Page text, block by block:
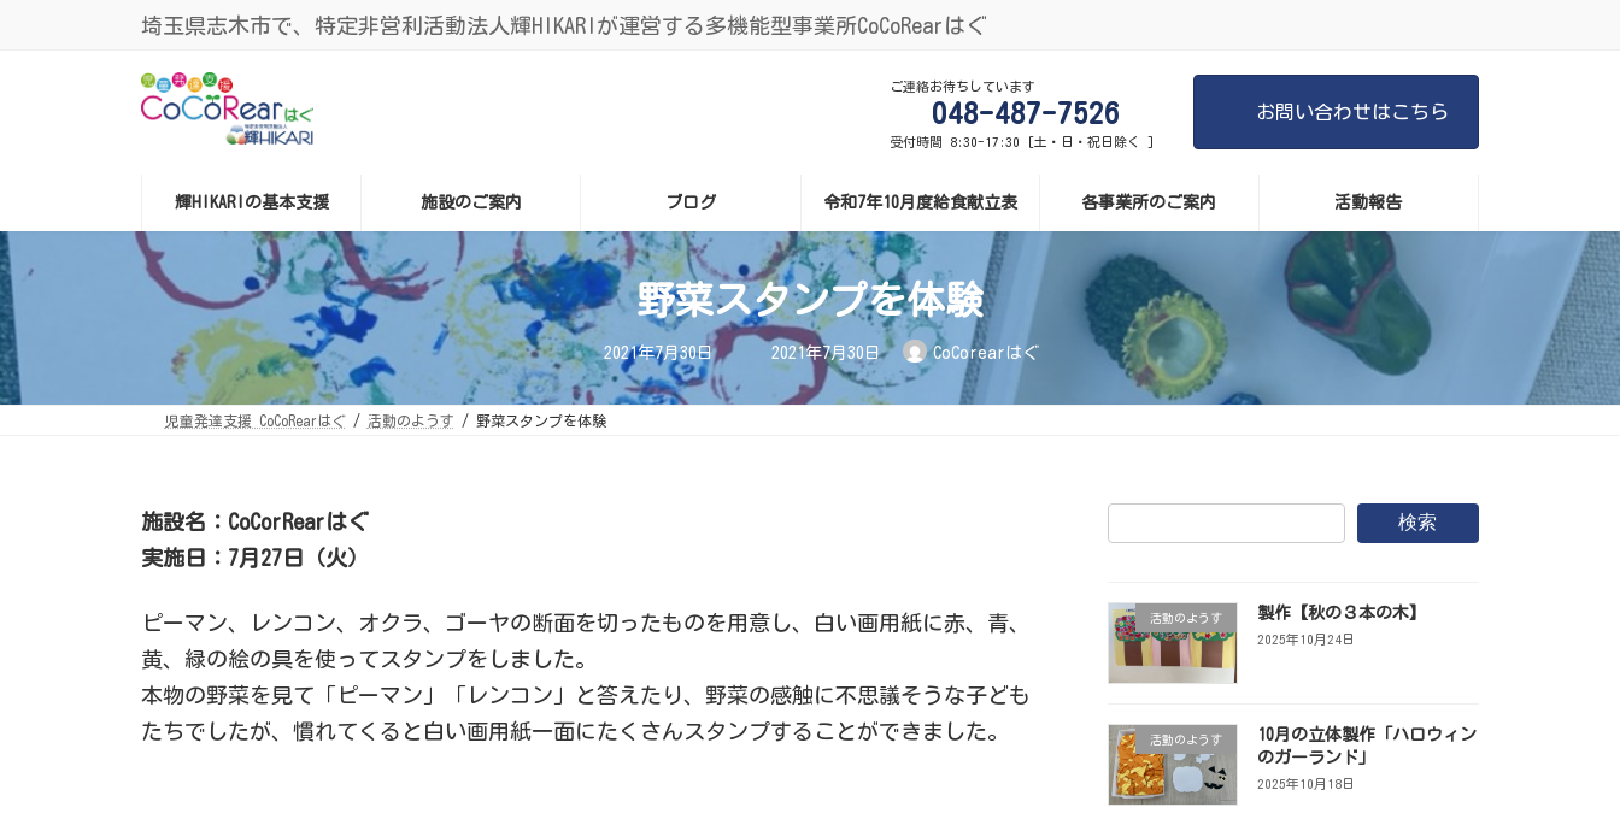
埼玉県志木市で、特定非営利活動法人輝HIKARIが運営する多機能型事業所CoCoRearはぐ
ご連絡お待ちしています
048-487-7526
受付時間 8:30-17:30 [土・日・祝日除く ]
お問い合わせはこちら
輝HIKARIの基本支援 施設のご案内 ブログ 令和7年10月度給食献立表 各事業所のご案内 活動報告
野菜スタンプを体験
2021年7月30日
最
終
更
日
2021年7月30日 CoCorearはぐ
児童発達支援 CoCoRearはぐ 活動のようす 野菜スタンプを体験
施設名：CoCorRearはぐ
実施日：7月27日（火）
ピーマン、レンコン、オクラ、ゴーヤの断面を切ったものを用意し、白い画用紙に赤、青、
黄、緑の絵の具を使ってスタンプをしました。
本物の野菜を見て「ピーマン」「レンコン」と答えたり、野菜の感触に不思議そうな子ども
たちでしたが、慣れてくると白い画用紙一面にたくさんスタンプすることができました。
検索
活動のようす 製作【秋の３本の木】
2025年10月24日
活動のようす
10月の立体製作「ハロウィン
のガーランド」
2025年10月18日